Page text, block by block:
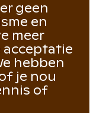
geen
en
meer
acceptatie
hebben
je nou
of